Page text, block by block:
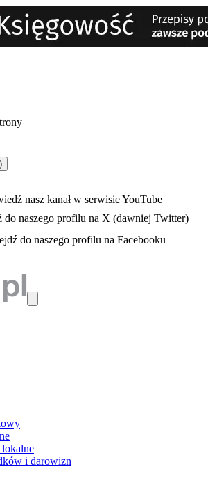
się w nowej karcie
otwiera się w nowej karcie
nasz kanał w serwisie YouTube
nowej karcie
do naszego profilu na X (dawniej Twitter)
- otwiera się w nowej karcie
do naszego profilu na Facebooku
lokalne
i darowizn